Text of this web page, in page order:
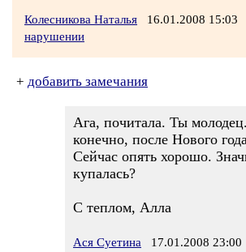
Колесникова Наталья 16.01.2008 15:03
нарушении
+ добавить замечания
Ага, почитала. Ты
конечно, после Нового
Сейчас опять хорошо.
купалась?
С теплом, Алла
Ася Суетина 17.01.2008 23:00